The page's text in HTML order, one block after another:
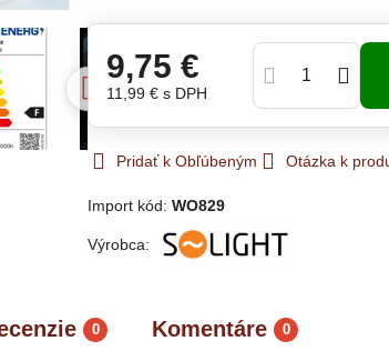
9,75 €
11,99 €s DPH
Pridať k Obľúbeným Otázka k
Import kód:WO829
Výrobca:
0 Komentáre 0